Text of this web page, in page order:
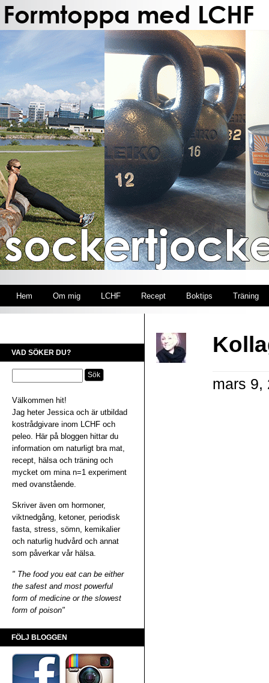
Hem Om mig LCHF Recept Boktips Träning
VAD SÖKER DU?
Välkommen hit!
Jag heter Jessica och är utbildad
kostrådgivare inom LCHF och
peleo. Här på bloggen hittar du
information om naturligt bra mat,
recept, hälsa och träning och
mycket om mina n=1 experiment
med ovanstående.
Skriver även om hormoner,
viktnedgång, ketoner, periodisk
fasta, stress, sömn, kemikalier
och naturlig hudvård och annat
som påverkar vår hälsa.
" The food you eat can be either
the safest and most powerful
form of medicine or the slowest
form of poison"
FÖLJ BLOGGEN
mars